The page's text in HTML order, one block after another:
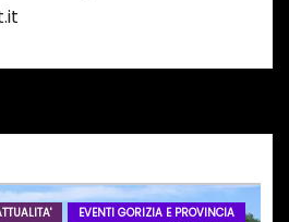
EVENTI GORIZIA E PROVINCIA